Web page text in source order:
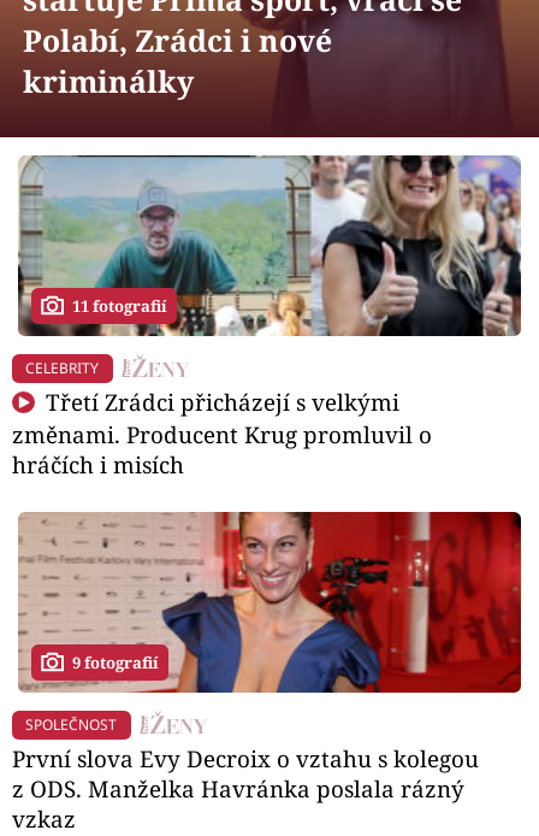
Sledujte prima+
Pořady
Mámy sobě
Přihlášení
Sledujte nás
Polabí, Zrádci i nové
kriminálky
11 fotografií
CELEBRITY
Třetí Zrádci přicházejí s velkými
změnami. Producent Krug promluvil o
hráčích i misích
9 fotografií
SPOLEČNOST
První slova Evy Decroix o vztahu s kolegou
z ODS. Manželka Havránka poslala rázný
vzkaz